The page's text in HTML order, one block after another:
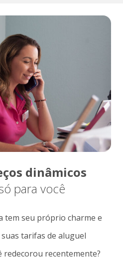
dinâmicos
para você
tem seu próprio charme e
tarifas de aluguel
redecorou recentemente?